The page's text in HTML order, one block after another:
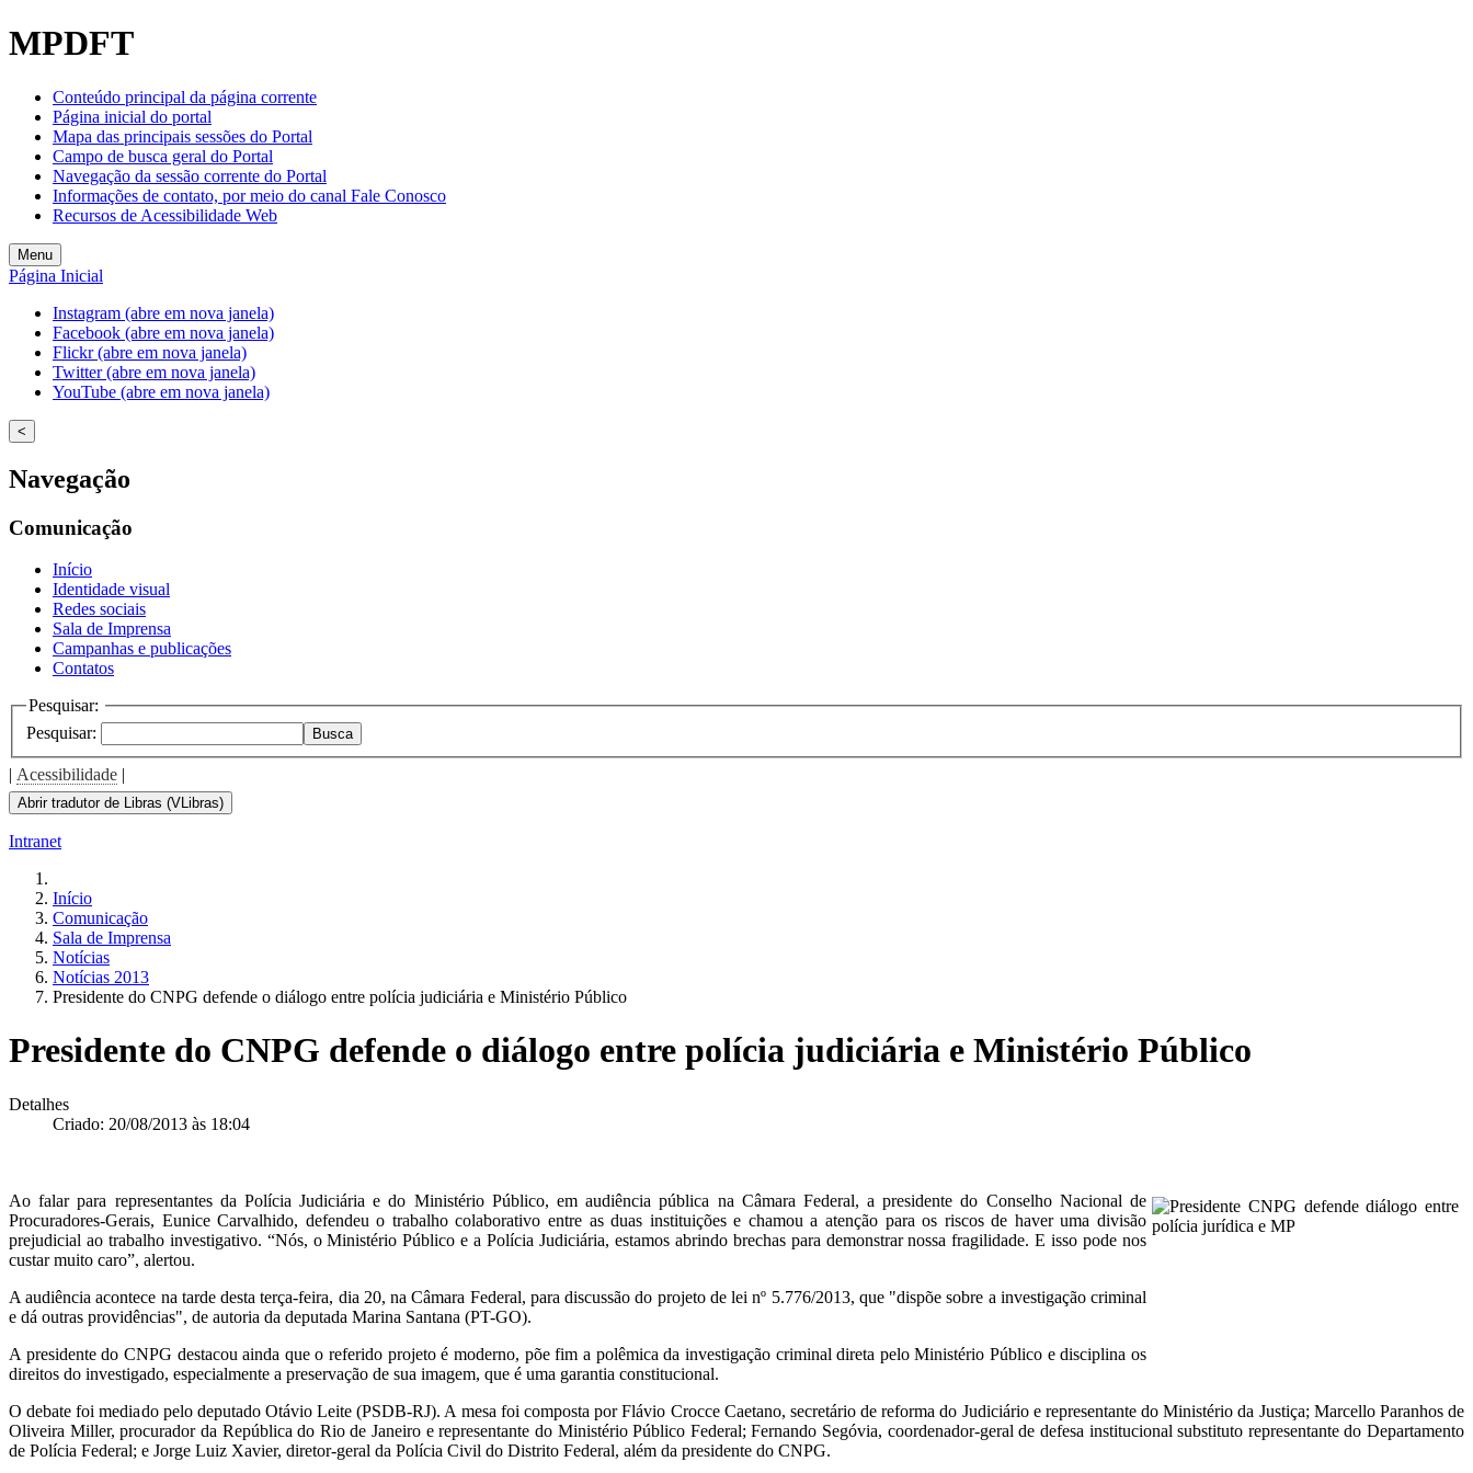
Welcome
to
One
Accessibility
screen
reader.
start
All
in
One
Accessibility
screen
reader,
press
"Ctrl
/".
This
shortcut
activates
screen
help
navigate
interact
the
content.
MPDFT
Conteúdo principal da página corrente
Página inicial do portal
Mapa das principais sessões do Portal
Campo de busca geral do Portal
Navegação da sessão corrente do Portal
Informações de contato, por meio do canal Fale Conosco
Recursos de Acessibilidade Web
Menu
Página Inicial
Instagram (abre em nova janela)
Facebook (abre em nova janela)
Flickr (abre em nova janela)
Twitter (abre em nova janela)
YouTube (abre em nova janela)
<
Navegação
Comunicação
Início
Identidade visual
Redes sociais
Sala de Imprensa
Campanhas e publicações
Contatos
Pesquisar:
Pesquisar:
Busca
| Acessibilidade |
Abrir tradutor de Libras (VLibras)
Intranet
Início
Comunicação
Sala de Imprensa
Notícias
Notícias 2013
Presidente do CNPG defende o diálogo entre polícia judiciária e Ministério Público
Presidente do CNPG defende o diálogo entre polícia judiciária e Ministério Público
Detalhes
Criado: 20/08/2013 às 18:04
Ao falar para representantes da Polícia Judiciária e do Ministério Público, em audiência pública na Câmara Federal, a presidente do Conselho Nacional de
Procuradores-Gerais, Eunice Carvalhido, defendeu o trabalho colaborativo entre as duas instituições e chamou a atenção para os riscos de haver uma divisão
prejudicial ao trabalho investigativo. “Nós, o Ministério Público e a Polícia Judiciária, estamos abrindo brechas para demonstrar nossa fragilidade. E isso pode nos
custar muito caro”, alertou.
A audiência acontece na tarde desta terça-feira, dia 20, na Câmara Federal, para discussão do projeto de lei nº 5.776/2013, que "dispõe sobre a investigação criminal
e dá outras providências", de autoria da deputada Marina Santana (PT-GO).
A presidente do CNPG destacou ainda que o referido projeto é moderno, põe fim a polêmica da investigação criminal direta pelo Ministério Público e disciplina os
direitos do investigado, especialmente a preservação de sua imagem, que é uma garantia constitucional.
O debate foi mediado pelo deputado Otávio Leite (PSDB-RJ). A mesa foi composta por Flávio Crocce Caetano, secretário de reforma do Judiciário e representante do Ministério da Justiça; Marcello Paranhos de
Oliveira Miller, procurador da República do Rio de Janeiro e representante do Ministério Público Federal; Fernando Segóvia, coordenador-geral de defesa institucional substituto representante do Departamento
de Polícia Federal; e Jorge Luiz Xavier, diretor-geral da Polícia Civil do Distrito Federal, além da presidente do CNPG.